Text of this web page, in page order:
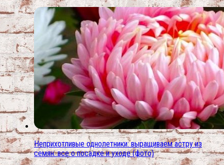
Неприхотливые однолетники: выращиваем астру из
семян. все о посадке и уходе (фото)